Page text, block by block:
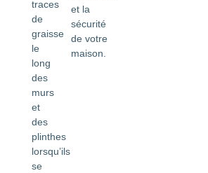
traces
de
graisse
le
long
des
murs
et
des
plinthes
lorsqu’ils
se
et la
sécurité
de votre
maison.